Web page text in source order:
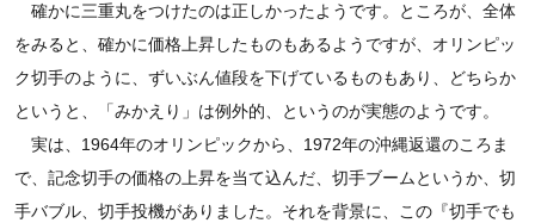
確かに三重丸をつけたのは正しかったようです。ところが、全体
をみると、確かに価格上昇したものもあるようですが、オリンピッ
ク切手のように、ずいぶん値段を下げているものもあり、どちらか
というと、「みかえり」は例外的、というのが実態のようです。
実は、1964年のオリンピックから、1972年の沖縄返還のころま
で、記念切手の価格の上昇を当て込んだ、切手ブームというか、切
手バブル、切手投機がありました。それを背景に、この『切手でも